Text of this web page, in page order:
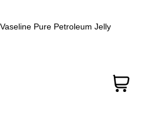
Pure Petroleum Jelly